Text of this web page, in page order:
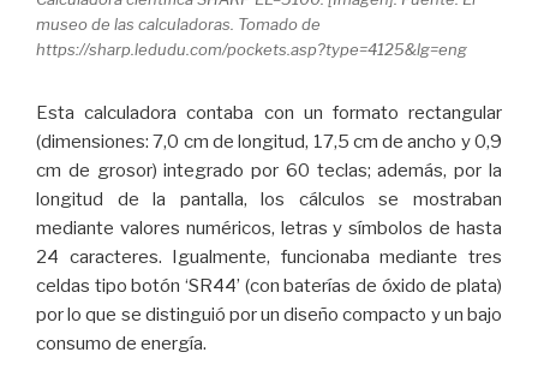
museo de las calculadoras. Tomado de
https://sharp.ledudu.com/pockets.asp?type=4125&lg=eng
Esta calculadora contaba con un formato rectangular
(dimensiones: 7,0 cm de longitud, 17,5 cm de ancho y 0,9
cm de grosor) integrado por 60 teclas; además, por la
longitud de la pantalla, los cálculos se mostraban
mediante valores numéricos, letras y símbolos de hasta
24 caracteres. Igualmente, funcionaba mediante tres
celdas tipo botón ‘SR44’ (con baterías de óxido de plata)
por lo que se distinguió por un diseño compacto y un bajo
consumo de energía.